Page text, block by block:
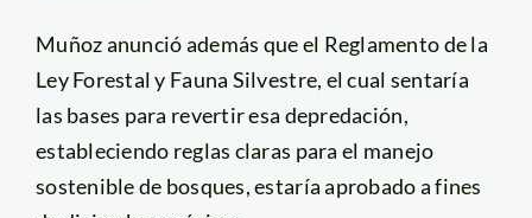
Muñoz anunció además que el Reglamento de la
Ley Forestal y Fauna Silvestre, el cual sentaría
las bases para revertir esa depredación,
estableciendo reglas claras para el manejo
sostenible de bosques, estaría aprobado a fines